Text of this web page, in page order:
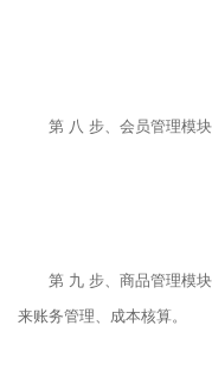
第 八 步、会员管理模
第 九 步、商品管理模
来账务管理、成本核算。